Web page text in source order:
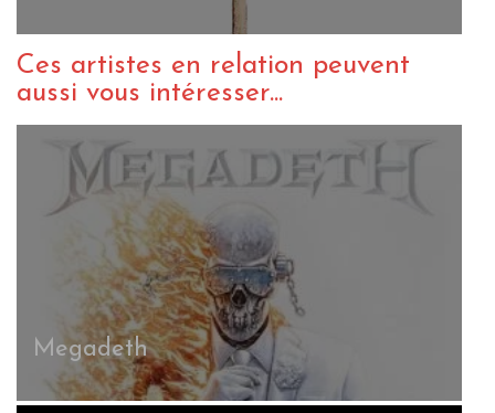
Ces artistes en relation peuvent
aussi vous intéresser...
Megadeth